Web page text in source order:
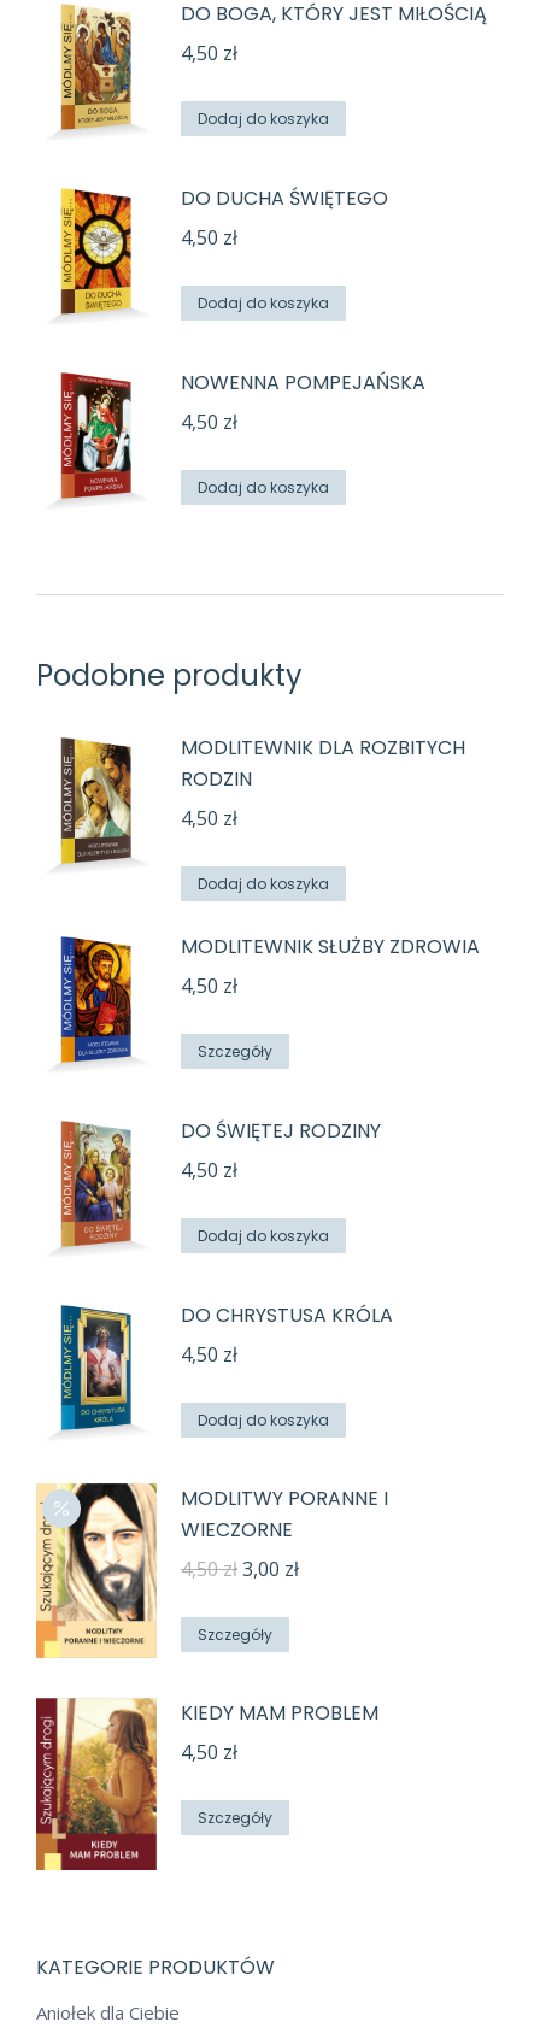
DO BOGA, KTÓRY JEST MIŁOŚCIĄ
4,50 zł
Dodaj do koszyka
DO DUCHA ŚWIĘTEGO
4,50 zł
Dodaj do koszyka
NOWENNA POMPEJAŃSKA
4,50 zł
Dodaj do koszyka
Podobne produkty
MODLITEWNIK DLA ROZBITYCH
RODZIN
4,50 zł
Dodaj do koszyka
MODLITEWNIK SŁUŻBY ZDROWIA
4,50 zł
Szczegóły
DO ŚWIĘTEJ RODZINY
4,50 zł
Dodaj do koszyka
DO CHRYSTUSA KRÓLA
4,50 zł
Dodaj do koszyka
MODLITWY PORANNE I
WIECZORNE
4,50złPierwotna
wynosiła:
3,00 złAktualna
Szczegóły
KIEDY MAM PROBLEM
4,50 zł
Szczegóły
KATEGORIE PRODUKTÓW
Aniołek dla Ciebie